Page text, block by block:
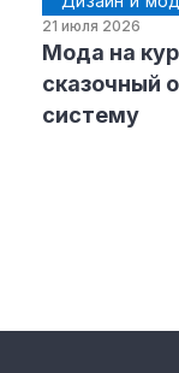
21 июля 2026
Мода на
сказочный
систему